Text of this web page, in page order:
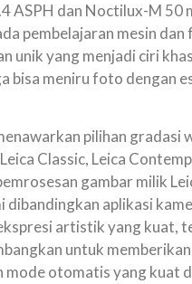
ASPH dan Noctilux-M 50
pembelajaran mesin
unik yang menjadi ciri
meniru foto dengan
pilihan gradasi
Classic, Leica
gambar milik
aplikasi
artistik yang kuat,
untuk
otomatis yang kuat